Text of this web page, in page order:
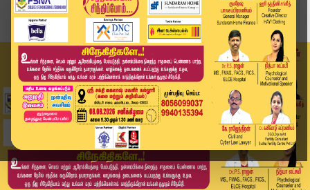
Home
வீடியோ ஸ்டோரி
உங்கள் மொபைலில் இன்று அலாரம் ஒலியுடன் எச்சரிக்க...